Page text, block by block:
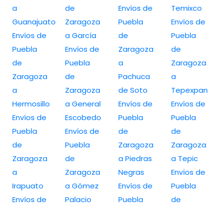
a
Guanajuato
Envíos de
Puebla
de
Zaragoza
a
Hermosillo
Envíos de
Puebla
de
Zaragoza
a
Irapuato
Envíos de
de
Zaragoza
a García
Envíos de
Puebla
de
Zaragoza
a General
Escobedo
Envíos de
Puebla
de
Zaragoza
a Gómez
Palacio
Envíos de
Puebla
de
Zaragoza
a
Pachuca
de Soto
Envíos de
Puebla
de
Zaragoza
a Piedras
Negras
Envíos de
Puebla
Temixco
Envíos de
Puebla
de
Zaragoza
a
Tepexpan
Envíos de
Puebla
de
Zaragoza
a Tepic
Envíos de
Puebla
de